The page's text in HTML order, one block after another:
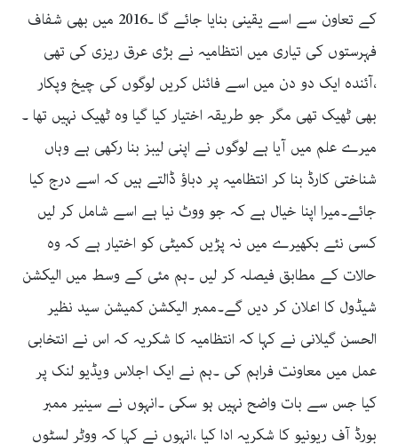
کے تعاون سے اسے یقینی بنایا جائے گا ۔2016 میں بھی شفاف
فہرستوں کی تیاری میں انتظامیہ نے بڑی عرق ریزی کی تھی
،آئندہ ایک دو دن میں اسے فائنل کریں لوگوں کی چیخ وپکار
بھی ٹھیک تھی مگر جو طریقہ اختیار کیا گیا وہ ٹھیک نہیں تھا ۔
میرے علم میں آیا ہے لوگوں نے اپنی لیبز بنا رکھی ہے وہاں
شناختی کارڈ بنا کر انتظامیہ پر دباؤ ڈالتے ہیں کہ اسے درج کیا
جائے۔میرا اپنا خیال ہے کہ جو ووٹ نیا ہے اسے شامل کر لیں
کسی نئے بکھیرے میں نہ پڑیں کمیٹی کو اختیار ہے کہ وہ
حالات کے مطابق فیصلہ کر لیں ۔ہم مئی کے وسط میں الیکشن
شیڈول کا اعلان کر دیں گے۔ممبر الیکشن کمیشن سید نظیر
الحسن گیلانی نے کہا کہ انتظامیہ کا شکریہ کہ اس نے انتخابی
عمل میں معاونت فراہم کی ۔ہم نے ایک اجلاس ویڈیو لنک پر
کیا جس سے بات واضح نہیں ہو سکی ۔انہوں نے سینیر ممبر
بورڈ آف ریونیو کا شکریہ ادا کیا ،انہوں نے کہا کہ ووٹر لسٹوں